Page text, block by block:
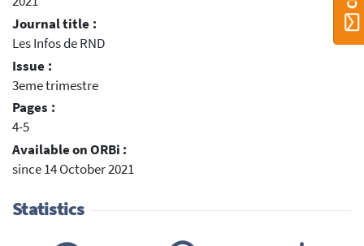
Journal title :
Les Infos de RND
Issue :
3eme trimestre
Pages :
4-5
Available on ORBi :
since 14 October 2021
Statistics